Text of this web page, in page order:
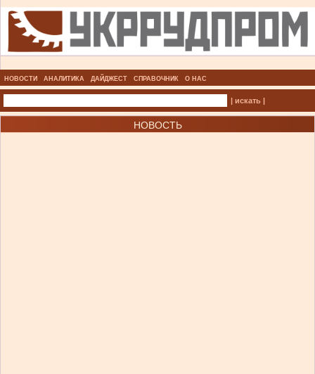
НОВОСТИ АНАЛИТИКА ДАЙДЖЕСТ СПРАВОЧНИК О НАС
| искать |
НОВОСТЬ